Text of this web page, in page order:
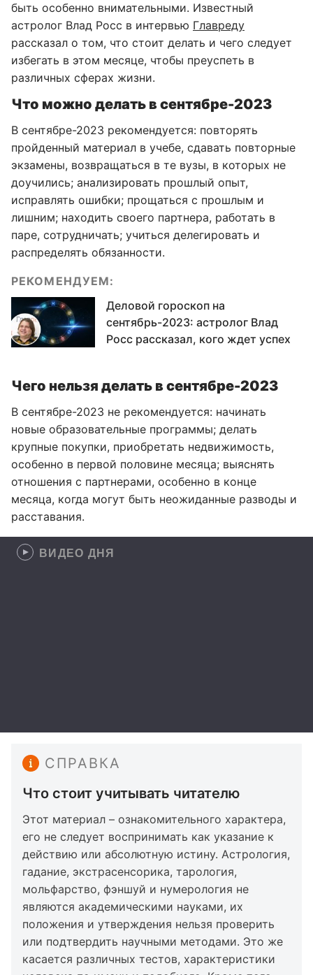
быть особенно внимательными. Известный
астролог Влад Росс в интервью Главреду
рассказал о том, что стоит делать и чего следует
избегать в этом месяце, чтобы преуспеть в
различных сферах жизни.
Что можно делать в сентябре-2023
В сентябре-2023 рекомендуется: повторять
пройденный материал в учебе, сдавать повторные
экзамены, возвращаться в те вузы, в которых не
доучились; анализировать прошлый опыт,
исправлять ошибки; прощаться с прошлым и
лишним; находить своего партнера, работать в
паре, сотрудничать; учиться делегировать и
распределять обязанности.
РЕКОМЕНДУЕМ:
Деловой гороскоп на
сентябрь-2023: астролог Влад
Росс рассказал, кого ждет успех
Чего нельзя делать в сентябре-2023
В сентябре-2023 не рекомендуется: начинать
новые образовательные программы; делать
крупные покупки, приобретать недвижимость,
особенно в первой половине месяца; выяснять
отношения с партнерами, особенно в конце
месяца, когда могут быть неожиданные разводы и
расставания.
ВИДЕО ДНЯ
СПРАВКА
Что стоит учитывать читателю
Этот материал – ознакомительного характера,
его не следует воспринимать как указание к
действию или абсолютную истину. Астрология,
гадание, экстрасенсорика, тарология,
мольфарство, фэншуй и нумерология не
являются академическими науками, их
положения и утверждения нельзя проверить
или подтвердить научными методами. Это же
касается различных тестов, характеристики